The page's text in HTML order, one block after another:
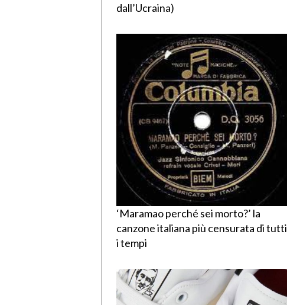
dall’Ucraina)
‘Maramao perché sei morto?’ la
canzone italiana più censurata di tutti
i tempi